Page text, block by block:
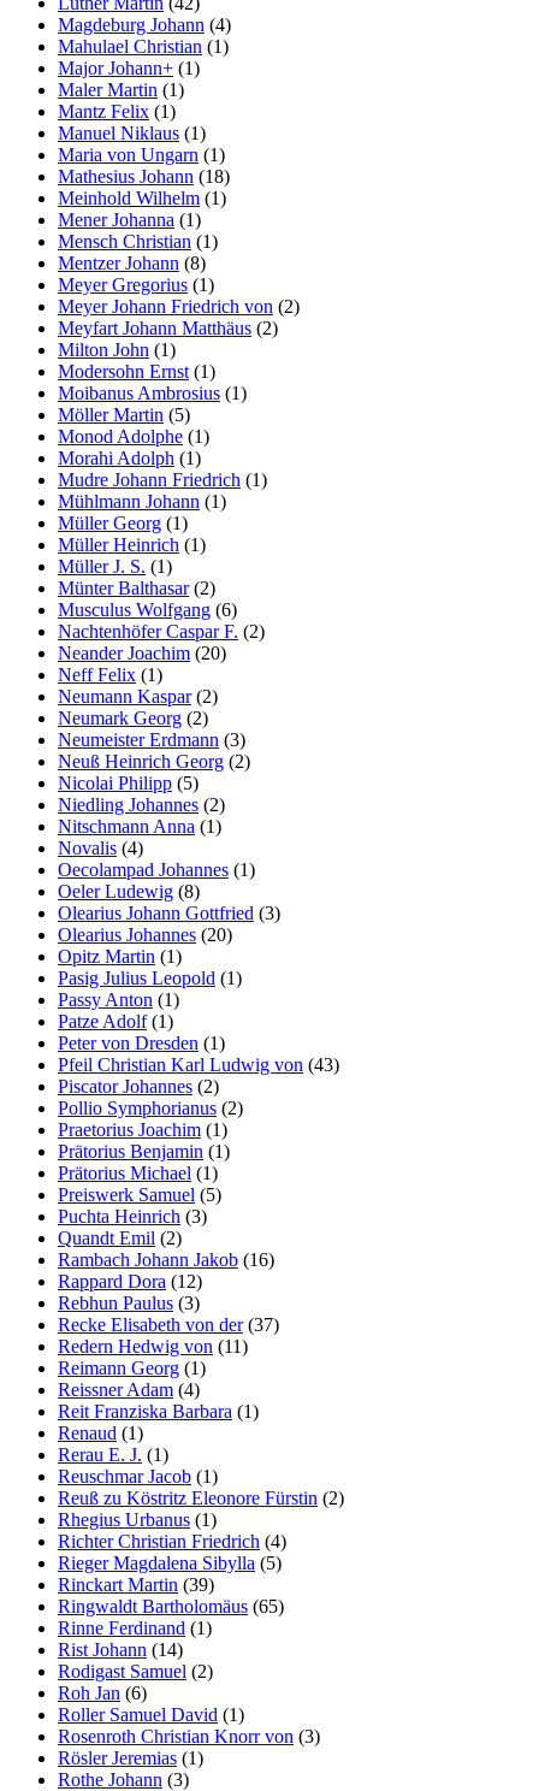
Magdeburg Johann (4)
Mahulael Christian (1)
Major Johann+ (1)
Maler Martin (1)
Mantz Felix (1)
Manuel Niklaus (1)
Maria von Ungarn (1)
Mathesius Johann (18)
Meinhold Wilhelm (1)
Mener Johanna (1)
Mensch Christian (1)
Mentzer Johann (8)
Meyer Gregorius (1)
Meyer Johann Friedrich von (2)
Meyfart Johann Matthäus (2)
Milton John (1)
Modersohn Ernst (1)
Moibanus Ambrosius (1)
Möller Martin (5)
Monod Adolphe (1)
Morahi Adolph (1)
Mudre Johann Friedrich (1)
Mühlmann Johann (1)
Müller Georg (1)
Müller Heinrich (1)
Müller J. S. (1)
Münter Balthasar(2)
Musculus Wolfgang (6)
Nachtenhöfer Caspar F. (2)
Neander Joachim (20)
Neff Felix (1)
Neumann Kaspar(2)
Neumark Georg (2)
Neumeister Erdmann (3)
Neuß Heinrich Georg (2)
Nicolai Philipp (5)
Niedling Johannes (2)
Nitschmann Anna (1)
Novalis (4)
Oecolampad Johannes (1)
Oeler Ludewig (8)
Olearius Johann Gottfried (3)
Olearius Johannes (20)
Opitz Martin (1)
Pasig Julius Leopold (1)
Passy Anton (1)
Patze Adolf(1)
Peter von Dresden (1)
Pfeil Christian Karl Ludwig von (43)
Piscator Johannes (2)
Pollio Symphorianus (2)
Praetorius Joachim (1)
Prätorius Benjamin (1)
Prätorius Michael (1)
Preiswerk Samuel (5)
Puchta Heinrich (3)
Quandt Emil (2)
Rambach Johann Jakob (16)
Rappard Dora (12)
Rebhun Paulus (3)
Recke Elisabeth von der(37)
Redern Hedwig von (11)
Reimann Georg (1)
Reissner Adam (4)
Reit Franziska Barbara (1)
Renaud (1)
Rerau E. J. (1)
Reuschmar Jacob (1)
Reuß zu Köstritz Eleonore Fürstin (2)
Rhegius Urbanus (1)
Richter Christian Friedrich (4)
Rieger Magdalena Sibylla (5)
Rinckart Martin (39)
Ringwaldt Bartholomäus (65)
Rinne Ferdinand (1)
Rist Johann (14)
Rodigast Samuel (2)
Roh Jan (6)
Roller Samuel David (1)
Rosenroth Christian Knorr von (3)
Rösler Jeremias (1)
Rothe Johann (3)